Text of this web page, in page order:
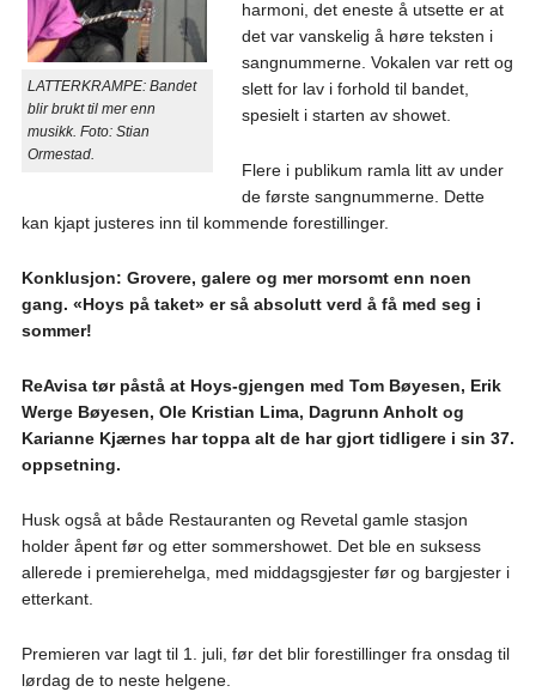
LATTERKRAMPE: Bandet
blir brukt til mer enn
musikk. Foto: Stian
Ormestad.
harmoni, det eneste å utsette er at
det var vanskelig å høre teksten i
sangnummerne. Vokalen var rett og
slett for lav i forhold til bandet,
spesielt i starten av showet.
Flere i publikum ramla litt av under
de første sangnummerne. Dette
kan kjapt justeres inn til kommende forestillinger.
Konklusjon: Grovere, galere og mer morsomt enn noen
gang. «Hoys på taket» er så absolutt verd å få med seg i
sommer!
ReAvisa tør påstå at Hoys-gjengen med Tom Bøyesen, Erik
Werge Bøyesen, Ole Kristian Lima, Dagrunn Anholt og
Karianne Kjærnes har toppa alt de har gjort tidligere i sin 37.
oppsetning.
Husk også at både Restauranten og Revetal gamle stasjon
holder åpent før og etter sommershowet. Det ble en suksess
allerede i premierehelga, med middagsgjester før og bargjester i
etterkant.
Premieren var lagt til 1. juli, før det blir forestillinger fra onsdag til
lørdag de to neste helgene.